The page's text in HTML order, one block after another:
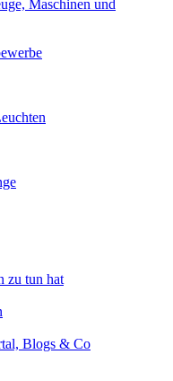
Maschinen und
zu tun hat
Blogs & Co